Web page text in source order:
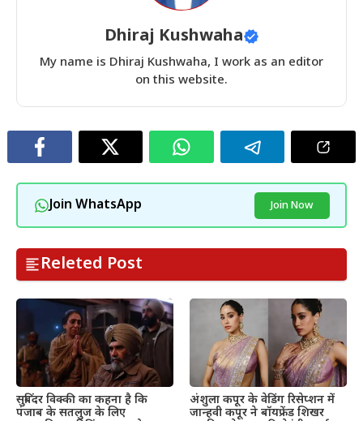
Dhiraj Kushwaha
My name is Dhiraj Kushwaha, I work as an editor
on this website.
Join WhatsApp Join Now
Releted Post
सुबिंदर विक्की का कहना है कि
पंजाब के सतलुज के लिए
अंशुला कपूर के वेडिंग रिसेप्शन में
जान्हवी कपूर ने बॉयफ्रेंड शिखर